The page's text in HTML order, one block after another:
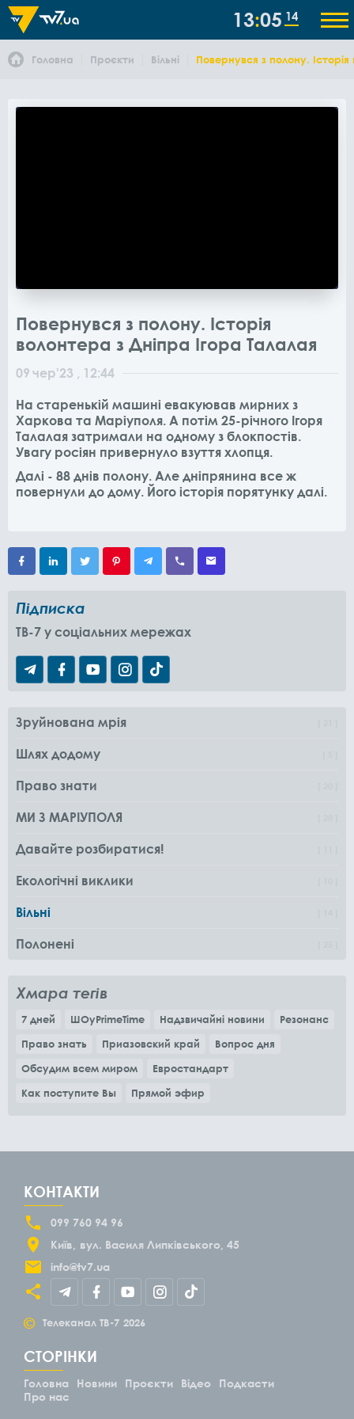
13 05 14
Головна Проєкти Вільні Повернувся з полону.
Повернувся з полону. Історія
волонтера з Дніпра Ігора Талалая
09 чер'23 , 12:44
На старенькій машині евакуював мирних з
Харкова та Маріуполя. А потім 25-річного Ігоря
Талалая затримали на одному з блокпостів.
Увагу росіян привернуло взуття хлопця.
Далі - 88 днів полону. Але дніпрянина все ж
повернули до дому. Його історія порятунку далі.
Підписка
TB-7 у соціальних мережах
Зруйнована мрія
Шлях додому
Право знати
МИ З МАРІУПОЛЯ
Давайте розбиратися!
Екологічні виклики
Вільні
Полонені
Хмара тегів
7 дней ШОуPrimeTime Надзвичайні новини
Резонанс
Право знать
Приазовский край
Вопрос дня
Обсудим всем миром
Евростандарт
Как поступите Вы
Прямой эфир
КОНТАКТИ
099 760 94 96
Київ
вул. Василя Липківського, 45
info@tv7.ua
© Телеканал ТВ-7 2026
СТОРІНКИ
Головна Новини Проєкти Відео
Подкасти
Про нас